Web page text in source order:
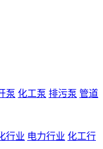
泵 化工泵 排污泵 管道
行业 电力行业 化工行